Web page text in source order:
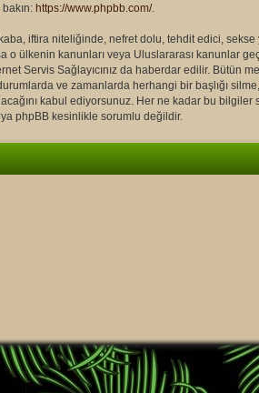
https://www.phpbb.com/.
iftira niteliğinde, nefret dolu, tehdit edici,
o ülkenin kanunları veya Uluslararası kanunlar
Servis Sağlayıcınız da haberdar edilir. Bütün
ve zamanlarda herhangi bir başlığı
kabul ediyorsunuz. Her ne kadar bu
phpBB kesinlikle sorumlu değildir.